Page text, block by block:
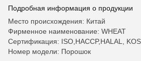
Подробная информация о продукции
Место происхождения: Китай
Фирменное наименование: WHEAT
Сертификация: ISO,HACCP,HALAL,
Номер модели: Порошок